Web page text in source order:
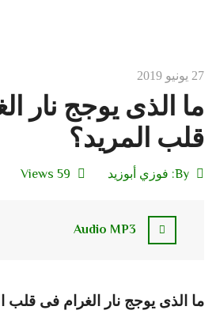
27 يونيو 2019
ما الذى يوجج نار
قلب المريد؟
By: فوزي أبوزيد 59 Views
Audio MP3
ما الذى يوجج نار الغرام فى قلب